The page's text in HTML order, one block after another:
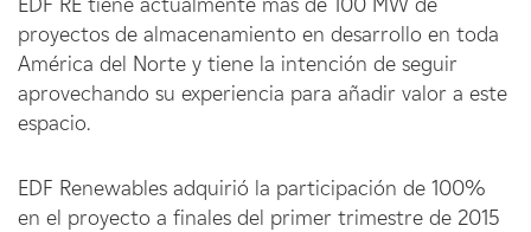
proyectos de almacenamiento en desarrollo en toda
América del Norte y tiene la intención de seguir
aprovechando su experiencia para añadir valor a este
espacio.
EDF Renewables adquirió la participación de 100%
en el proyecto a finales del primer trimestre de 2015